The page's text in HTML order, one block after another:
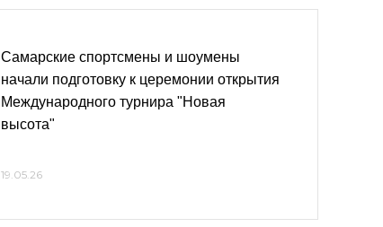
Самарские спортсмены и шоумены
начали подготовку к церемонии открытия
Международного турнира "Новая
высота"
19.05.26